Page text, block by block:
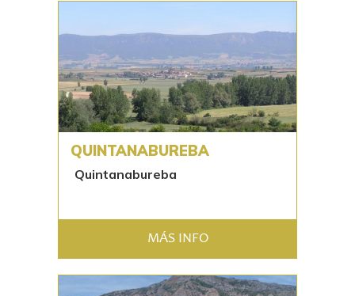
QUINTANABUREBA
Quintanabureba
MÁS INFO